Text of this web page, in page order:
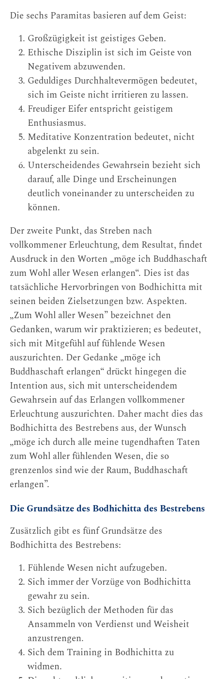
Die sechs Paramitas basieren auf dem Geist:
Großzügigkeit ist geistiges Geben.
Ethische Disziplin ist sich im Geiste von
Negativem abzuwenden.
Geduldiges Durchhaltevermögen bedeutet,
sich im Geiste nicht irritieren zu lassen.
Freudiger Eifer entspricht geistigem
Enthusiasmus.
Meditative Konzentration bedeutet, nicht
abgelenkt zu sein.
Unterscheidendes Gewahrsein bezieht sich
darauf, alle Dinge und Erscheinungen
deutlich voneinander zu unterscheiden zu
können.
Der zweite Punkt, das Streben nach
vollkommener Erleuchtung, dem Resultat, findet
Ausdruck in den Worten „möge ich Buddhaschaft
zum Wohl aller Wesen erlangen“. Dies ist das
tatsächliche Hervorbringen von Bodhichitta mit
seinen beiden Zielsetzungen bzw. Aspekten.
„Zum Wohl aller Wesen” bezeichnet den
Gedanken, warum wir praktizieren; es bedeutet,
sich mit Mitgefühl auf fühlende Wesen
auszurichten. Der Gedanke „möge ich
Buddhaschaft erlangen“ drückt hingegen die
Intention aus, sich mit unterscheidendem
Gewahrsein auf das Erlangen vollkommener
Erleuchtung auszurichten. Daher macht dies das
Bodhichitta des Bestrebens aus, der Wunsch
„möge ich durch alle meine tugendhaften Taten
zum Wohl aller fühlenden Wesen, die so
grenzenlos sind wie der Raum, Buddhaschaft
erlangen”.
Die Grundsätze des Bodhichitta des Bestrebens
Zusätzlich gibt es fünf Grundsätze des
Bodhichitta des Bestrebens:
Fühlende Wesen nicht aufzugeben.
Sich immer der Vorzüge von Bodhichitta
gewahr zu sein.
Sich bezüglich der Methoden für das
Ansammeln von Verdienst und Weisheit
anzustrengen.
Sich dem Training in Bodhichitta zu
widmen.